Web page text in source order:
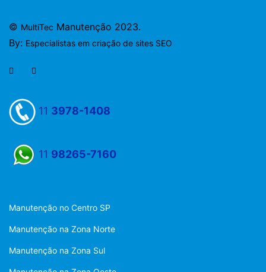
© MultiTec Manutenção 2023.
By: Especialistas em criação de sites SEO
11 3978-1408
11 98265-7160
Manutenção no Centro SP
Manutenção na Zona Norte
Manutenção na Zona Sul